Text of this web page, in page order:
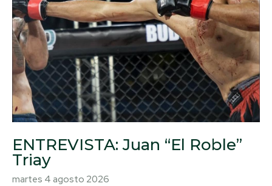
ENTREVISTA: Juan “El Roble”
Triay
martes 4 agosto 2026